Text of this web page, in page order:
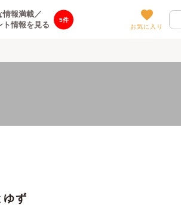
5
情報満載／
ト情報を見る
お気に入り
ゆず